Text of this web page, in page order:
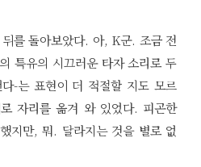
를 돌아보았다. 아, K군. 조금 전
특유의 시끄러운 타자 소리로 두
-는 표현이 더 적절할 지도 모르
자리를 옮겨 와 있었다. 피곤한
지만, 뭐. 달라지는 것을 별로 없